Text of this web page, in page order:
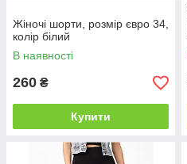
Жіночі шорти, розмір євро 34,
колір білий
В наявності
260 ₴
Купити